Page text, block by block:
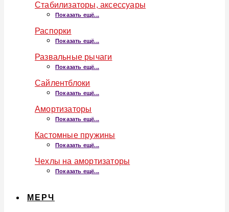
Стабилизаторы, аксессуары
Показать ещё...
Распорки
Показать ещё...
Развальные рычаги
Показать ещё...
Сайлентблоки
Показать ещё...
Амортизаторы
Показать ещё...
Кастомные пружины
Показать ещё...
Чехлы на амортизаторы
Показать ещё...
МЕРЧ